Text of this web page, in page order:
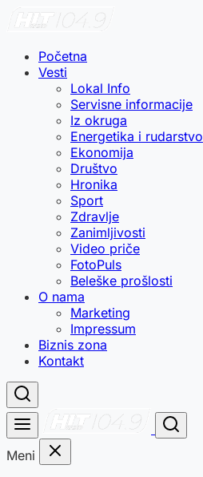
Početna
Vesti
Lokal Info
Servisne informacije
Iz okruga
Energetika i rudarstvo
Ekonomija
Društvo
Hronika
Sport
Zdravlje
Zanimljivosti
Video priče
FotoPuls
Beleške prošlosti
O nama
Marketing
Impressum
Biznis zona
Kontakt
Meni